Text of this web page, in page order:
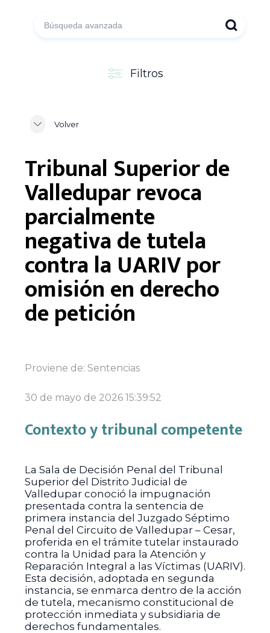
Filtros
Volver
Tribunal Superior de
Valledupar revoca
parcialmente
negativa de tutela
contra la UARIV por
omisión en derecho
de petición
Proviene de: Sentencias
30 de mayo de 2026 15:39:52
Contexto y tribunal competente
La Sala de Decisión Penal del Tribunal
Superior del Distrito Judicial de
Valledupar conoció la impugnación
presentada contra la sentencia de
primera instancia del Juzgado Séptimo
Penal del Circuito de Valledupar – Cesar,
proferida en el trámite tutelar instaurado
contra la Unidad para la Atención y
Reparación Integral a las Víctimas (UARIV).
Esta decisión, adoptada en segunda
instancia, se enmarca dentro de la acción
de tutela, mecanismo constitucional de
protección inmediata y subsidiaria de
derechos fundamentales.